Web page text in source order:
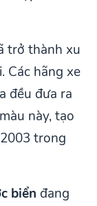
trở thành xu
Các hãng xe
đều đưa ra
này, tạo
trong
biển đang